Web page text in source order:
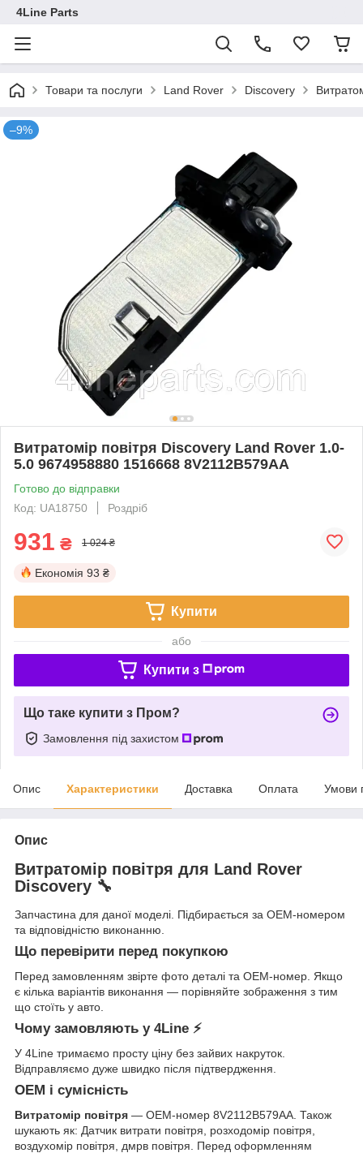
4Line Parts
Товари та послуги Land Rover Discovery
–9%
Витратомір повітря Discovery Land Rover 1.0-
5.0 9674958880 1516668 8V2112B579AA
Готово до відправки
Код: UA18750
Роздріб
931 ₴ 1 024 ₴
Економія 93 ₴
Купити
або
Купити з
Що таке купити з Пром?
Замовлення під захистом
Опис Характеристики Доставка Оплата Умови
Опис
Витратомір повітря для Land Rover
Discovery 🔧
Запчастина для даної моделі. Підбирається за OEM-номером
та відповідністю виконанню.
Що перевірити перед покупкою
Перед замовленням звірте фото деталі та OEM-номер. Якщо
є кілька варіантів виконання — порівняйте зображення з тим
що стоїть у авто.
Чому замовляють у 4Line ⚡
У 4Line тримаємо просту ціну без зайвих накруток.
Відправляємо дуже швидко після підтвердження.
OEM і сумісність
Витратомір повітря — OEM-номер 8V2112B579AA. Також
шукають як: Датчик витрати повітря, розходомір повітря,
воздухомір повітря, дмрв повітря. Перед оформленням